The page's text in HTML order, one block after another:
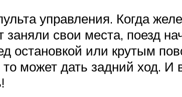
управления. Когда
свои места, поезд
остановкой или крутым
может дать задний ход. И